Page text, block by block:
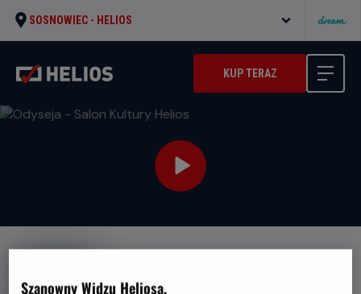
SOSNOWIEC - HELIOS
KUP TERAZ
Szanowny Widzu Heliosa,